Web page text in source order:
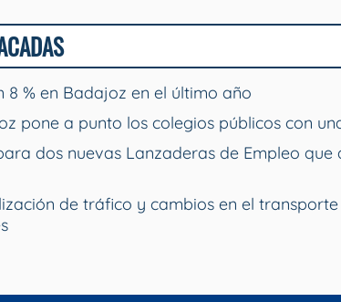
8 % en Badajoz en el último año
pone a punto los colegios públicos con
dos nuevas Lanzaderas de Empleo
de tráfico y cambios en el